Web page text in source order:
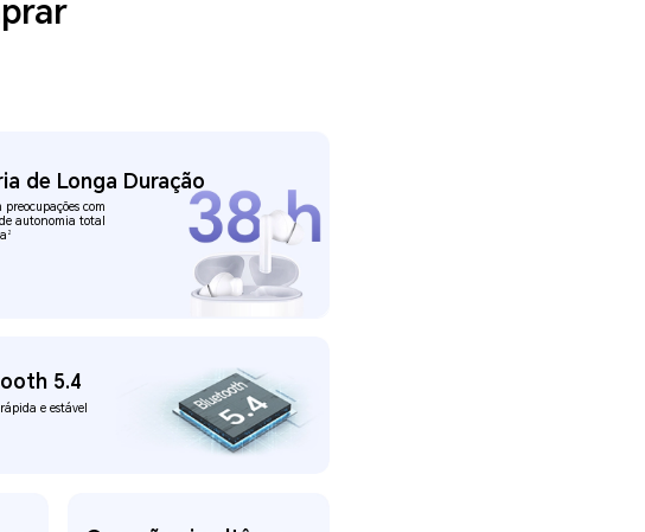
de Longa Duração
preocupações com
de autonomia total
2
5.4
e estável